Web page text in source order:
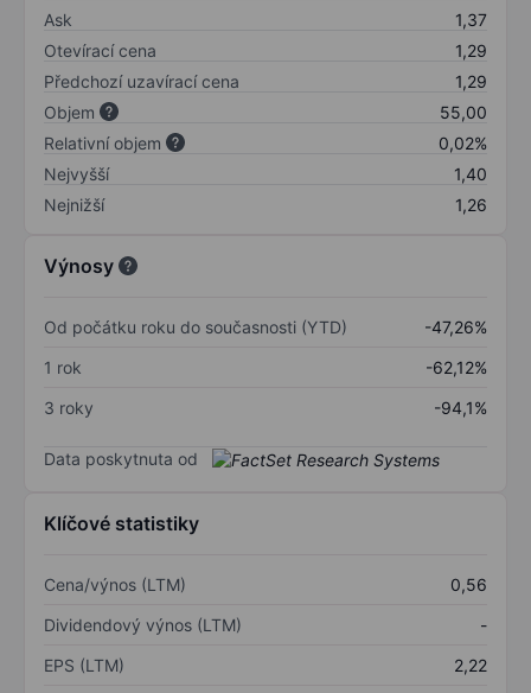
Ask
1,37
Otevírací cena
1,29
Předchozí uzavírací cena
1,29
Objem
55,00
Relativní objem
0,02%
Nejvyšší
1,40
Nejnižší
1,26
Výnosy
Od počátku roku do současnosti (YTD)
-47,26%
1 rok
-62,12%
3 roky
-94,1%
Data poskytnuta od
Klíčové statistiky
Cena/výnos (LTM)
0,56
Dividendový výnos (LTM)
-
EPS (LTM)
2,22